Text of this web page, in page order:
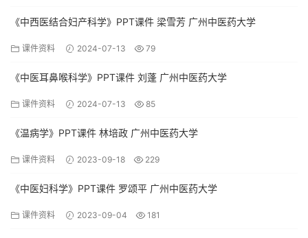
《中西医结合妇产科学》PPT课件 梁雪芳 广州中医药大学
课件资料 2024-07-13 79
《中医耳鼻喉科学》PPT课件 刘蓬 广州中医药大学
课件资料 2024-07-13 85
《温病学》PPT课件 林培政 广州中医药大学
课件资料 2023-09-18 229
《中医妇科学》PPT课件 罗颂平 广州中医药大学
课件资料 2023-09-04 181